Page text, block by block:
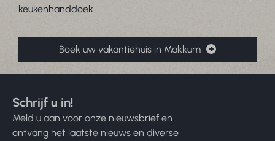
keukenhanddoek.
Boek uw vakantiehuis in Makkum
Schrijf u in!
Meld u aan voor onze nieuwsbrief en
ontvang het laatste nieuws en diverse